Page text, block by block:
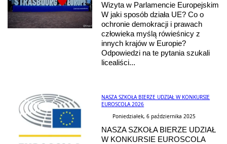
Wizyta w Parlamencie Europejskim
W jaki sposób działa UE? Co o
ochronie demokracji i prawach
człowieka myślą rówieśnicy z
innych krajów w Europie?
Odpowiedzi na te pytania szukali
licealiści...
NASZA SZKOŁA BIERZE UDZIAŁ W KONKURSIE
EUROSCOLA 2026
Poniedziałek, 6 października 2025
NASZA SZKOŁA BIERZE UDZIAŁ
W KONKURSIE EUROSCOLA